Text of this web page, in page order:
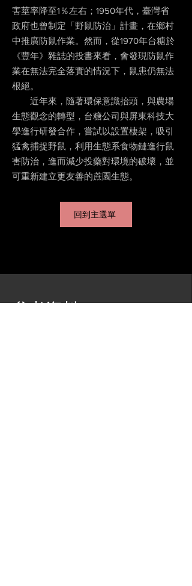
害莖率降至1％左右；1950年代，臺灣省
政府也曾制定「野鼠防治」計畫，在鄉村
中推廣防鼠作業。然而，從1970年台糖於
《豐年》雜誌的投書來看，會發現防鼠作
業在無法完全落實的情況下，鼠患仍無法
根絕。
近年來，隨著環保意識抬頭，與農場
生態觀念的轉型，台糖公司與屏東科技大
學進行研發合作，嘗試以設置棲架，吸引
猛禽捕捉野鼠，利用生態系食物鏈進行鼠
害防治，進而減少投藥對環境的破壞，並
可重新建立更友善的蔗園生態。
回到主選單
參考資料